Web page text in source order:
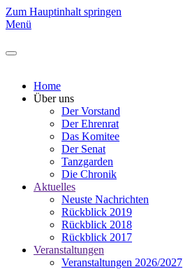
Zum Hauptinhalt springen
Menü
Home
Über uns
Der Vorstand
Der Ehrenrat
Das Komitee
Der Senat
Tanzgarden
Die Chronik
Aktuelles
Neuste Nachrichten
Rückblick 2019
Rückblick 2018
Rückblick 2017
Veranstaltungen
Veranstaltungen 2026/2027